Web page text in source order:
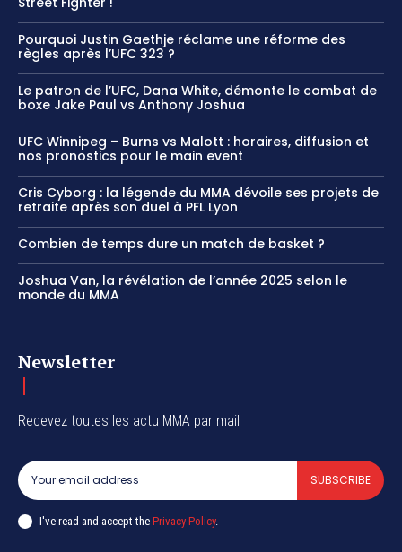
Pourquoi Justin Gaethje réclame une réforme des
règles après l’UFC 323 ?
Le patron de l’UFC, Dana White, démonte le combat de
boxe Jake Paul vs Anthony Joshua
UFC Winnipeg – Burns vs Malott : horaires, diffusion et
nos pronostics pour le main event
Cris Cyborg : la légende du MMA dévoile ses projets de
retraite après son duel à PFL Lyon
Combien de temps dure un match de basket ?
Joshua Van, la révélation de l’année 2025 selon le
monde du MMA
Newsletter
Recevez toutes les actu MMA par mail
SUBSCRIBE
I've read and accept the Privacy Policy.